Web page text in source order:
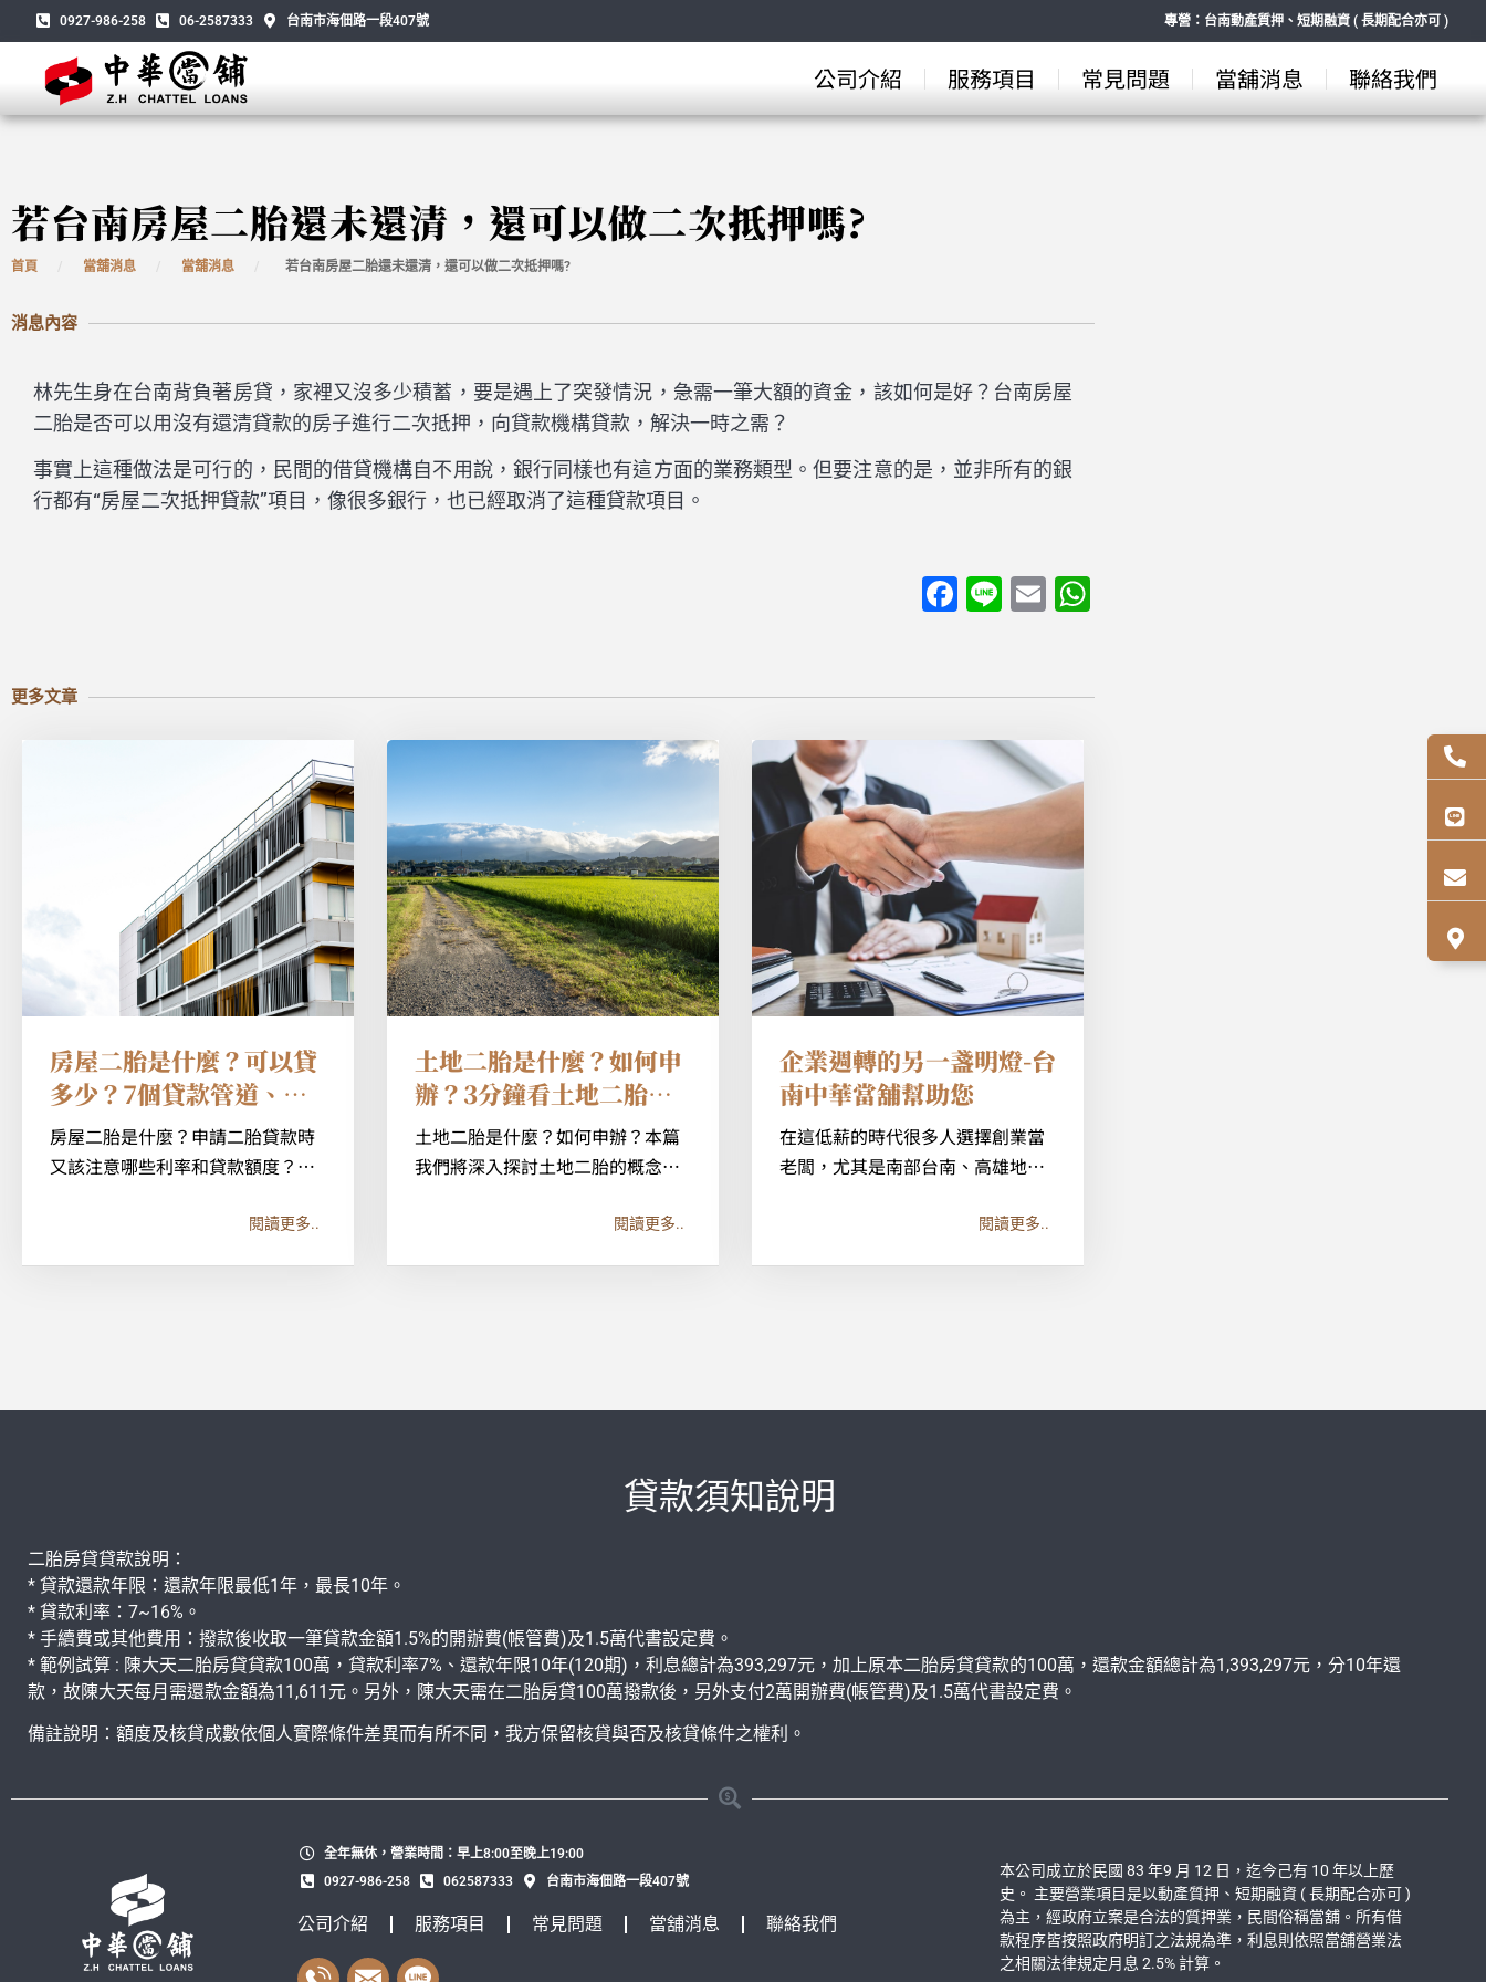
0927-986-258 06-2587333 台南市海佃路一段407號 專營：台南動產質押、短期融資 ( 長期配合亦可 )
公司介紹 服務項目 常見問題 當舖消息 聯絡我們
若台南房屋二胎還未還清，還可以做二次抵押嗎?
首頁 當舖消息 當舖消息 若台南房屋二胎還未還清，還可以做二次抵押嗎?
消息內容
林先生身在台南背負著房貸，家裡又沒多少積蓄，要是遇上了突發情況，急需一筆大額的資金，該如何是好？台南房屋
二胎是否可以用沒有還清貸款的房子進行二次抵押，向貸款機構貸款，解決一時之需？
事實上這種做法是可行的，民間的借貸機構自不用說，銀行同樣也有這方面的業務類型。但要注意的是，並非所有的銀
行都有“房屋二次抵押貸款”項目，像很多銀行，也已經取消了這種貸款項目。
Facebook
LineEmail
更多文章
房屋二胎是什麼？可以貸
多少？7個貸款管道、利
率及額度一次看！
房屋二胎是什麼？申請二胎貸款時
又該注意哪些利率和貸款額度？各
條件是否相同？本文幫 […]閱讀更多..
土地二胎是什麼？如何申
辦？3分鐘看土地二胎條
件、利率及額度！
土地二胎是什麼？如何申辦？本篇
我們將深入探討土地二胎的概念，
件。本文將分析貸款的利 […]閱讀更多..
企業週轉的另一盞明燈-台
南中華當舖幫助您
在這低薪的時代很多人選擇創業當
老闆，尤其是南部台南、高雄地區
業很容易，但是你是否 […]閱讀更多..
貸款須知說明
二胎房貸貸款說明：
* 貸款還款年限：還款年限最低1年，最長10年。
* 貸款利率：7~16%。
* 手續費或其他費用：撥款後收取一筆貸款金額1.5%的開辦費(帳管費)及1.5萬代書設定費。
* 範例試算 : 陳大天二胎房貸貸款100萬，貸款利率7%、還款年限10年(120期)，利息總計為393,297元，加上原本二胎房貸貸款的100萬，還款金額總計為1,393,297元，分10年還
款，故陳大天每月需還款金額為11,611元。另外，陳大天需在二胎房貸100萬撥款後，另外支付2萬開辦費(帳管費)及1.5萬代書設定費。
備註說明：額度及核貸成數依個人實際條件差異而有所不同，我方保留核貸與否及核貸條件之權利。
全年無休，營業時間：早上8:00至晚上19:00
0927-986-258
062587333 台南市海佃路一段407號
公司介紹 服務項目 常見問題 當舖消息 聯絡我們
本公司成立於民國 83 年9 月 12 日，迄今己有 10 年以上歷
史。 主要營業項目是以動產質押、短期融資 ( 長期配合亦可 )
為主，經政府立案是合法的質押業，民間俗稱當舖。所有借
款程序皆按照政府明訂之法規為準，利息則依照當舖營業法
之相關法律規定月息 2.5% 計算。